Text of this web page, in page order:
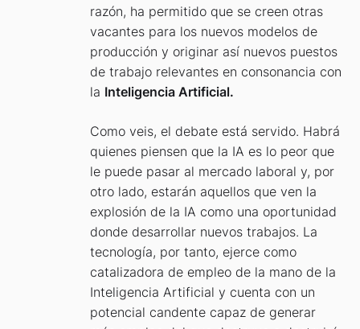
razón, ha permitido que se creen otras
vacantes para los nuevos modelos de
producción y originar así nuevos puestos
de trabajo relevantes en consonancia con
la Inteligencia Artificial.
Como veis, el debate está servido. Habrá
quienes piensen que la IA es lo peor que
le puede pasar al mercado laboral y, por
otro lado, estarán aquellos que ven la
explosión de la IA como una oportunidad
donde desarrollar nuevos trabajos. La
tecnología, por tanto, ejerce como
catalizadora de empleo de la mano de la
Inteligencia Artificial y cuenta con un
potencial candente capaz de generar